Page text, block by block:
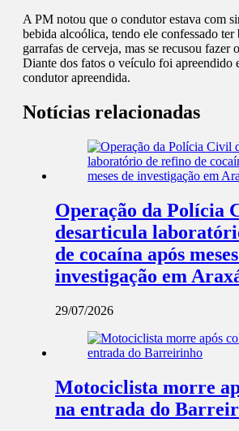
A PM notou que o condutor estava com
bebida alcoólica, tendo ele confessado ter
garrafas de cerveja, mas se recusou fazer
Diante dos fatos o veículo foi apreendido
condutor apreendida.
Notícias relacionadas
Operação da Polícia
desarticula
de cocaína após
investigação em
29/07/2026
Motociclista morre
na entrada do